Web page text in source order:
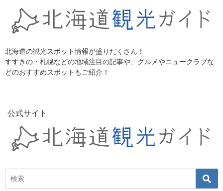
北海道の観光スポット情報が盛りだくさん！
すすきの・札幌などの地域注目の記事や、グルメやニュークラブな
どのおすすめスポットもご紹介！
公式サイト